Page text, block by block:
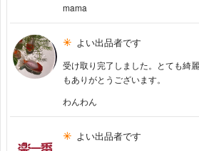
mama
よい出品者です
受け取り完了しました。とても綺
もありがとうございます。
わんわん
よい出品者です